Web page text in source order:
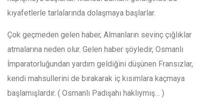
kıyafetlerle tarlalarında dolaşmaya başlarlar.
Çok geçmeden gelen haber, Almanların sevinç çığlıklar
atmalarına neden olur. Gelen haber şöyledir, Osmanlı
İmparatorluğundan yardım geldiğini düşünen Fransızlar,
kendi mahsullerini de bırakarak iç kısımlara kaçmaya
başlamışlardır. ( Osmanlı Padişahı haklıymış… )